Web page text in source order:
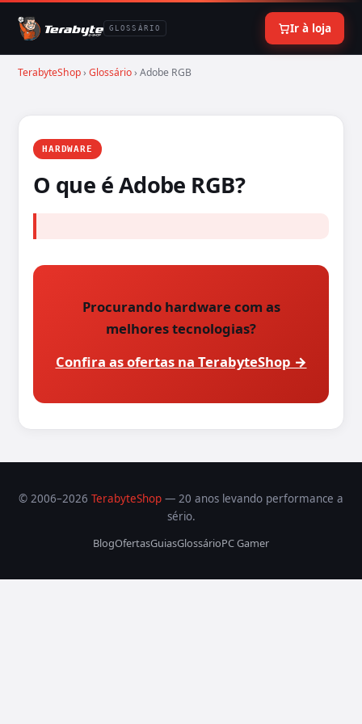
GLOSSÁRIO Ir à loja
TerabyteShop› Glossário› Adobe RGB
HARDWARE
O que é Adobe RGB?
Procurando hardware com as
melhores tecnologias?
Confira as ofertas na TerabyteShop →
© 2006–2026 TerabyteShop — 20 anos levando performance a
sério.
BlogOfertasGuiasGlossárioPC Gamer